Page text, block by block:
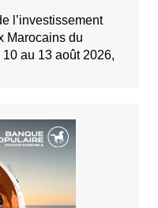
l’investissement
Marocains du
10 au 13 août 2026,